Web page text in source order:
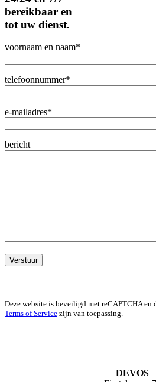
bereikbaar en
tot uw dienst.
voornaam en naam*
telefoonnummer*
e-mailadres*
bericht
Deze website is beveiligd met reCAPTCHA en
Terms of Service zijn van toepassing.
DEVOS